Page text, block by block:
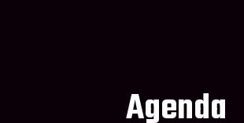
Agenda